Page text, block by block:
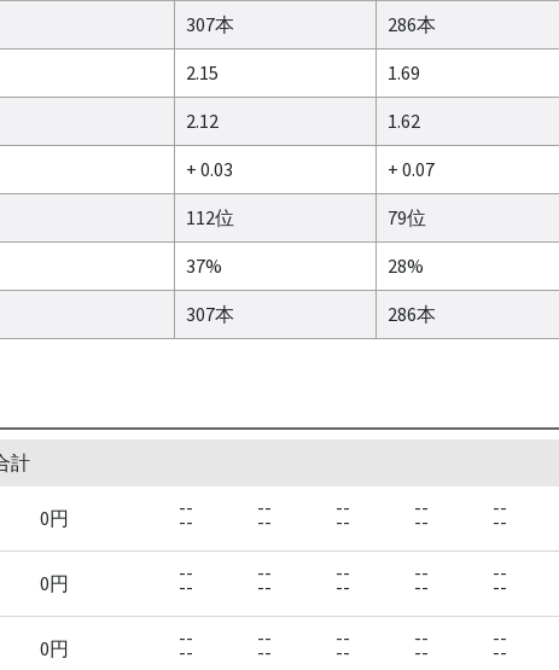
307本 286本
2.15 1.69
2.12 1.62
+ 0.03 + 0.07
112位 79位
37% 28%
307本 286本
計
0円 --
--
--
--
--
--
--
--
--
--
0円 --
--
--
--
--
--
--
--
--
--
0円 --
--
--
--
--
--
--
--
--
--